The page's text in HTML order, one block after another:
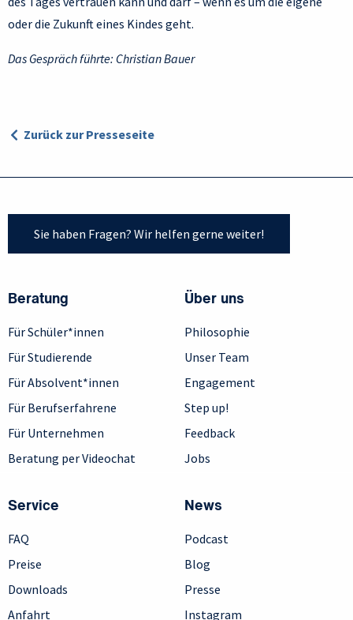
oder die Zukunft eines Kindes geht.
Das Gespräch führte: Christian Bauer
Zurück zur Presseseite
Sie haben Fragen? Wir helfen gerne weiter!
Beratung
Für Schüler*innen
Für Studierende
Für Absolvent*innen
Für Berufserfahrene
Für Unternehmen
Beratung per Videochat
Über uns
Philosophie
Unser Team
Engagement
Step up!
Feedback
Jobs
Service
FAQ
Preise
Downloads
Anfahrt
News
Podcast
Blog
Presse
Instagram